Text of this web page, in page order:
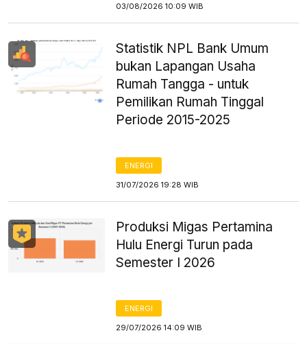
03/08/2026 10:09 WIB
Statistik NPL Bank Umum
bukan Lapangan Usaha
Rumah Tangga - untuk
Pemilikan Rumah Tinggal
Periode 2015-2025
ENERGI
31/07/2026 19:28 WIB
Produksi Migas Pertamina
Hulu Energi Turun pada
Semester I 2026
ENERGI
29/07/2026 14:09 WIB